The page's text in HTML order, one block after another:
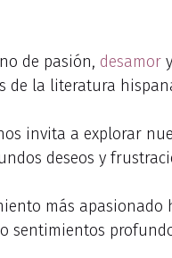
de pasión, desamor
de la literatura
invita a explorar
deseos y
más apasionado
sentimientos